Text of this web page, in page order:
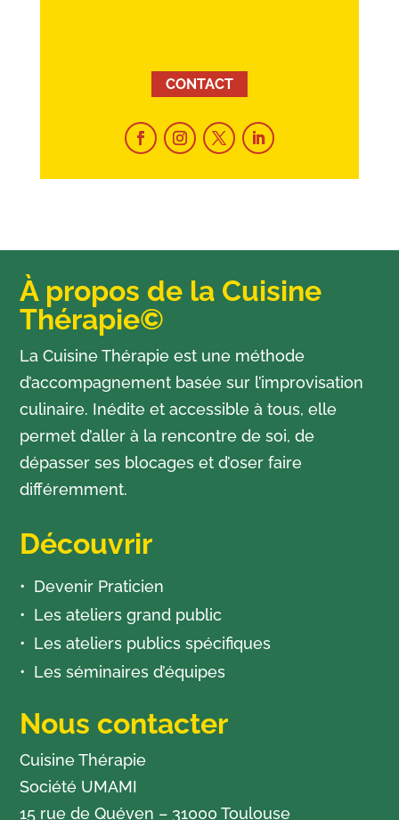
CONTACT
À propos de la Cuisine
Thérapie©
La Cuisine Thérapie est une méthode
d’accompagnement basée sur l’improvisation
culinaire. Inédite et accessible à tous, elle
permet d’aller à la rencontre de soi, de
dépasser ses blocages et d’oser faire
différemment.
Découvrir
Devenir Praticien
Les ateliers grand public
Les ateliers publics spécifiques
Les séminaires d’équipes
Nous contacter
Cuisine Thérapie
Société UMAMI
15 rue de Quéven – 31000 Toulouse